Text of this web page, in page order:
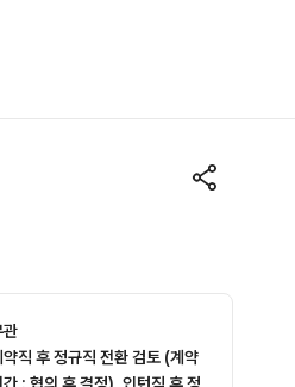
관
약직 후 정규직 전환 검토 (계약